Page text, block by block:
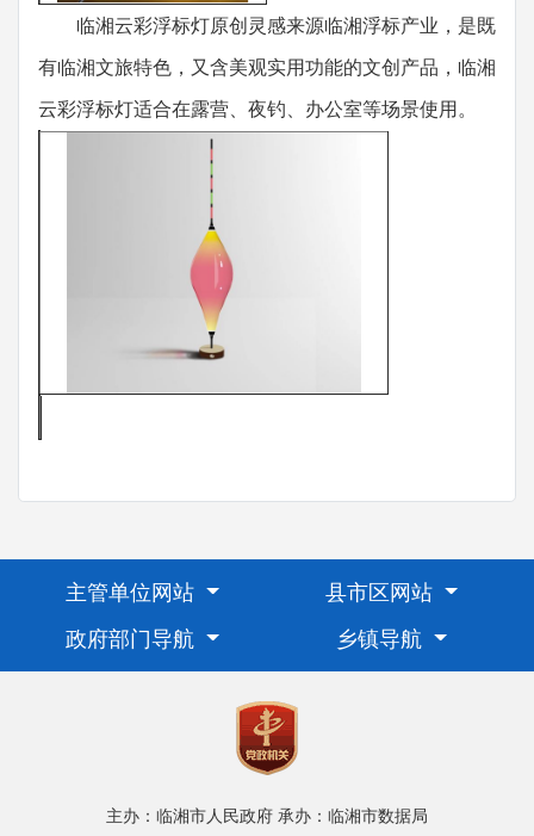
临湘云彩浮标灯原创灵感来源临湘浮标产业，是既
有临湘文旅特色，又含美观实用功能的文创产品，临湘
云彩浮标灯适合在露营、夜钓、办公室等场景使用。
主管单位网站
县市区网站
政府部门导航
乡镇导航
主办：临湘市人民政府 承办：临湘市数据局